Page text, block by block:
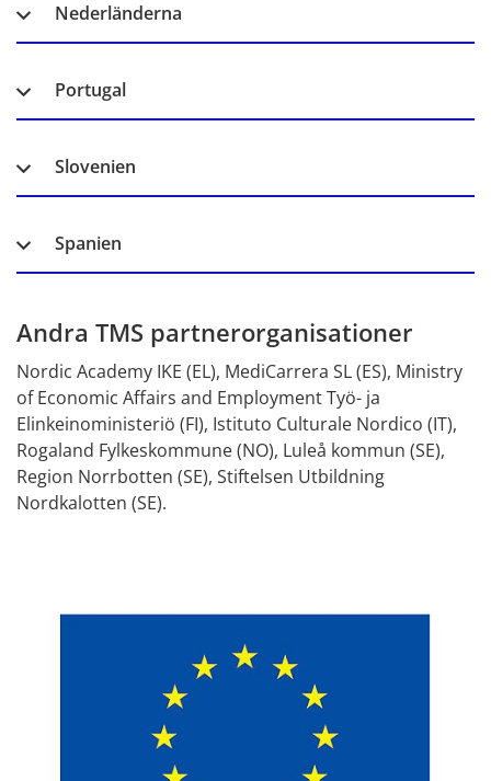
Nederländerna
Portugal
Slovenien
Spanien
Andra TMS partnerorganisationer
Nordic Academy IKE (EL), MediCarrera SL (ES), Ministry
of Economic Affairs and Employment Työ- ja
Elinkeinoministeriö (FI), Istituto Culturale Nordico (IT),
Rogaland Fylkeskommune (NO), Luleå kommun (SE),
Region Norrbotten (SE), Stiftelsen Utbildning
Nordkalotten (SE).